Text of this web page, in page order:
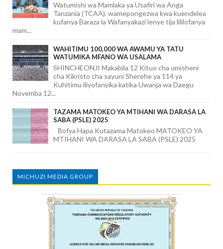
Watumishi wa Mamlaka ya Usafiri wa Anga
Tanzania (TCAA), wamepongezwa kwa kuendelea
kufanya Baraza la Wafanyakazi lenye tija lililofanya
mam...
WAHITIMU 100,000 WA AWAMU YA TATU
WATUMIKA MFANO WA USALAMA
SHINCHEONJI Makabila 12 Kituo cha umisheni
cha Kikristo cha sayuni Sherehe ya 114 ya
Kuhitimu iliyofanyika katika Uwanja wa Daegu
Novemba 12...
TAZAMA MATOKEO YA MTIHANI WA DARASA LA
SABA (PSLE) 2025
Bofya Hapa Kutazama Matokeo MATOKEO YA
MTIHANI WA DARASA LA SABA (PSLE) 2025
MICHUZI MEDIA GROUP